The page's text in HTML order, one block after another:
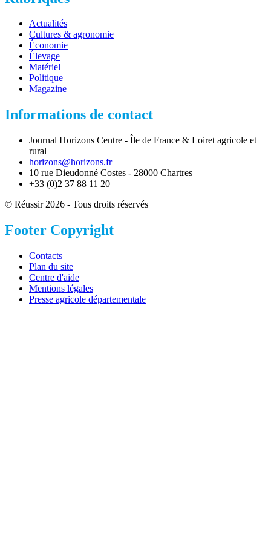
Actualités
Cultures & agronomie
Économie
Élevage
Matériel
Politique
Magazine
Informations de contact
Journal Horizons Centre - Île de France & Loiret agricole et
rural
horizons@horizons.fr
10 rue Dieudonné Costes - 28000 Chartres
+33 (0)2 37 88 11 20
© Réussir 2026 - Tous droits réservés
Footer Copyright
Contacts
Plan du site
Centre d'aide
Mentions légales
Presse agricole départementale